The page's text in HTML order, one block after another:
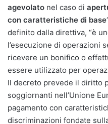
agevolato nel caso di
con caratteristiche di base
definito dalla direttiva, “è
l’esecuzione di operazioni
ricevere un bonifico o
essere utilizzato per
Il decreto prevede il diritto
soggiornanti nell’Unione
pagamento con
discriminazioni fondate